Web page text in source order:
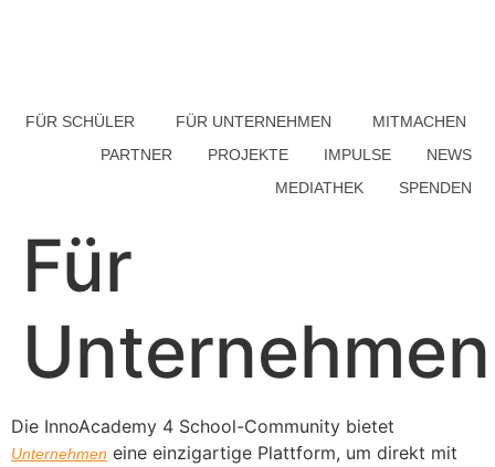
FÜR SCHÜLER FÜR UNTERNEHMEN
MITMACHEN
PARTNER
PROJEKTE IMPULSE
NEWS
MEDIATHEK
SPENDEN
Für
Unternehmen
Die InnoAcademy 4 School-Community bietet
Unternehmen eine einzigartige Plattform, um direkt mit